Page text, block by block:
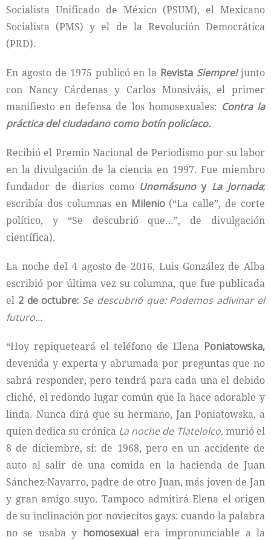
Socialista Unificado de México (PSUM), el Mexicano
Socialista (PMS) y el de la Revolución Democrática
(PRD).
En agosto de 1975 publicó en la Revista Siempre!junto
con Nancy Cárdenas y Carlos Monsiváis, el primer
manifiesto en defensa de los homosexuales: Contra la
práctica del ciudadano como botín policíaco.
Recibió el Premio Nacional de Periodismo por su labor
en la divulgación de la ciencia en 1997. Fue miembro
fundador de diarios como UnomásunoyLa Jornada;
escribía dos columnas en Milenio(“La calle”, de corte
político, y “Se descubrió que…”, de divulgación
científica).
La noche del 4 agosto de 2016, Luis González de Alba
escribió por última vez su columna, que fue publicada
el 2 de octubre: Se descubrió que: Podemos adivinar el
futuro…
“Hoy repiqueteará el teléfono de Elena Poniatowska,
devenida y experta y abrumada por preguntas que no
sabrá responder, pero tendrá para cada una el debido
cliché, el redondo lugar común que la hace adorable y
linda. Nunca dirá que su hermano, Jan Poniatowska, a
quien dedica su crónica La noche de Tlatelolco,murió el
8 de diciembre, sí: de 1968, pero en un accidente de
auto al salir de una comida en la hacienda de Juan
Sánchez-Navarro, padre de otro Juan, más joven de Jan
y gran amigo suyo. Tampoco admitirá Elena el origen
de su inclinación por noviecitos gays: cuando la palabra
no se usaba y homosexualera impronunciable a la